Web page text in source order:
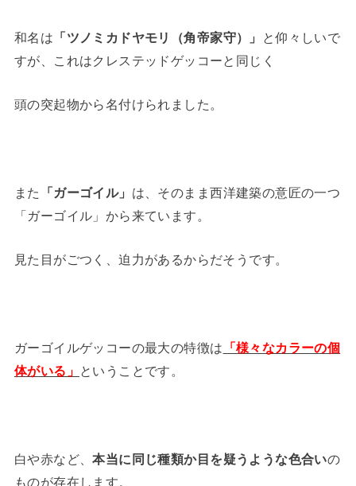
和名は 「ツノミカドヤモリ（角帝家守）」
と仰々しいで
すが、これはクレステッドゲッコーと同じく
頭の突起物から名付けられました。
また 「ガーゴイル」 は、そのまま西洋建築の意匠の一つ
「ガーゴイル」から来ています。
見た目がごつく、迫力があるからだそうです。
ガーゴイルゲッコーの最大の特徴は 「様々なカラーの個
体がいる」 ということです。
白や赤など、本当に同じ種類か目を疑うような色合いの
ものが存在します。